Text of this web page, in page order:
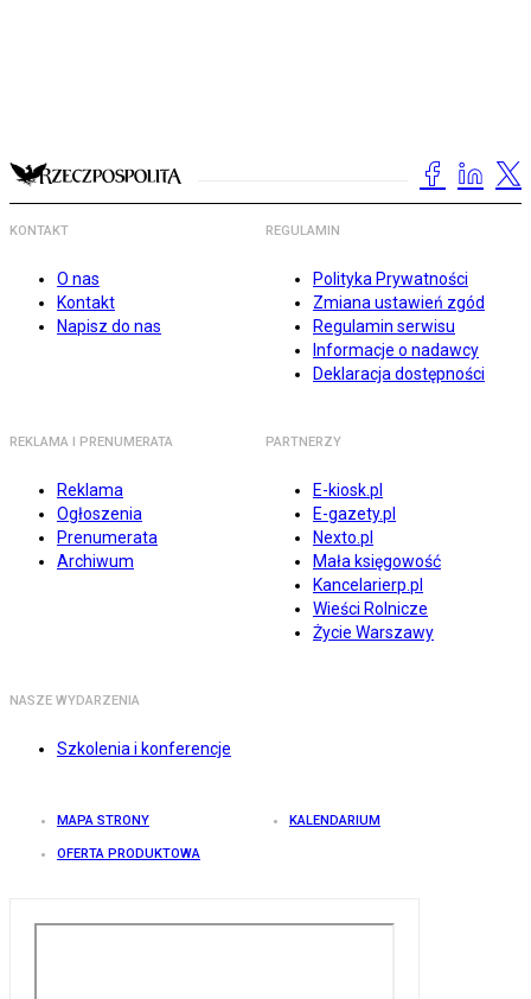
KONTAKT
O nas
Kontakt
Napisz do nas
REGULAMIN
Polityka Prywatności
Zmiana ustawień zgód
Regulamin serwisu
Informacje o nadawcy
Deklaracja dostępności
REKLAMA I PRENUMERATA
Reklama
Ogłoszenia
Prenumerata
Archiwum
PARTNERZY
E-kiosk.pl
E-gazety.pl
Nexto.pl
Mała księgowość
Kancelarierp.pl
Wieści Rolnicze
Życie Warszawy
NASZE WYDARZENIA
Szkolenia i konferencje
MAPA STRONY KALENDARIUM
OFERTA PRODUKTOWA